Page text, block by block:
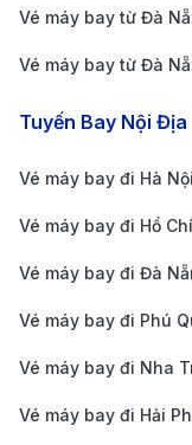
Hướng dẫn
tâm đi sân
New York đi
Nội đi sân bay
thành phố Hà Nội
gian di chuyển
tiện và tình trạng
gồm:
Vé máy bay từ Đà
Vé máy bay từ Đà
Tuyến Bay Nội Địa
Vé máy bay đi Hà Nội
Vé máy bay đi Hồ
Vé máy bay đi Đà
Vé máy bay đi Phú
Vé máy bay đi Nha
Vé máy bay đi Hải